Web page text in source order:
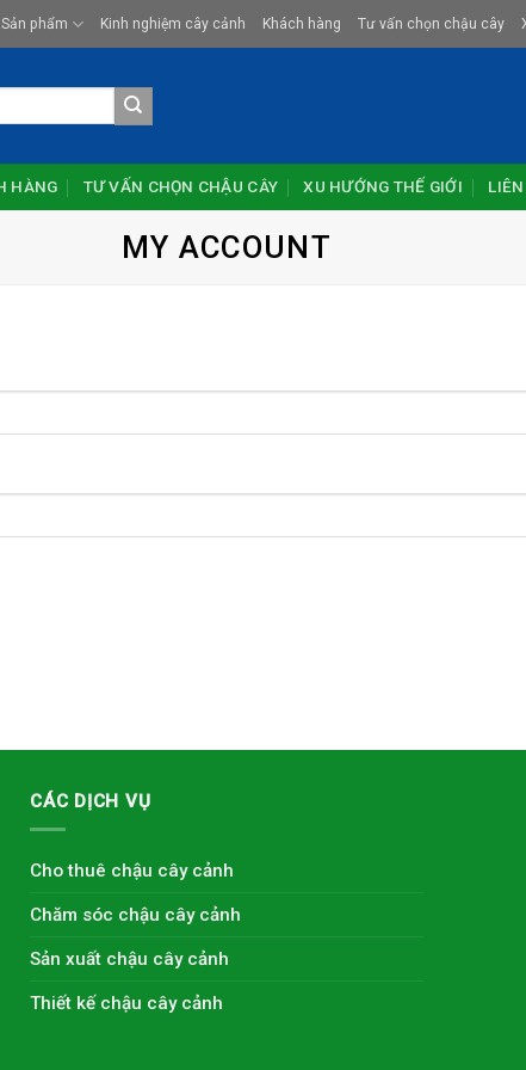
Sản phẩm Kinh nghiệm cây cảnh Khách hàng Tư vấn chọn chậu cây
HÀNG TƯ VẤN CHỌN CHẬU CÂY XU HƯỚNG THẾ GIỚI
MY ACCOUNT
CÁC DỊCH VỤ
Cho thuê chậu cây cảnh
Chăm sóc chậu cây cảnh
Sản xuất chậu cây cảnh
Thiết kế chậu cây cảnh